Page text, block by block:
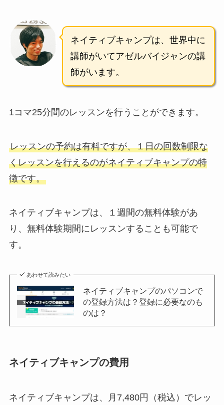
ネイティブキャンプは、世界中に
講師がいてアゼルバイジャンの講
師がいます。
1コマ25分間のレッスンを行うことができます。
レッスンの予約は有料ですが、１日の回数制限な
くレッスンを行えるのがネイティブキャンプの特
徴です。
ネイティブキャンプは、１週間の無料体験があ
り、無料体験期間にレッスンすることも可能で
す。
あわせて読みたい
ネイティブキャンプのパソコンで
の登録方法は？登録に必要なのも
のは？
ネイティブキャンプの費用
ネイティブキャンプは、月7,480円（税込）でレッ